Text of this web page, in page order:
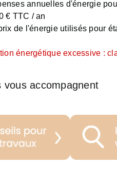
annuelles d'énergie
€ TTC / an
de l'énergie utilisés pour
énergétique excessive :
vous accompagnent